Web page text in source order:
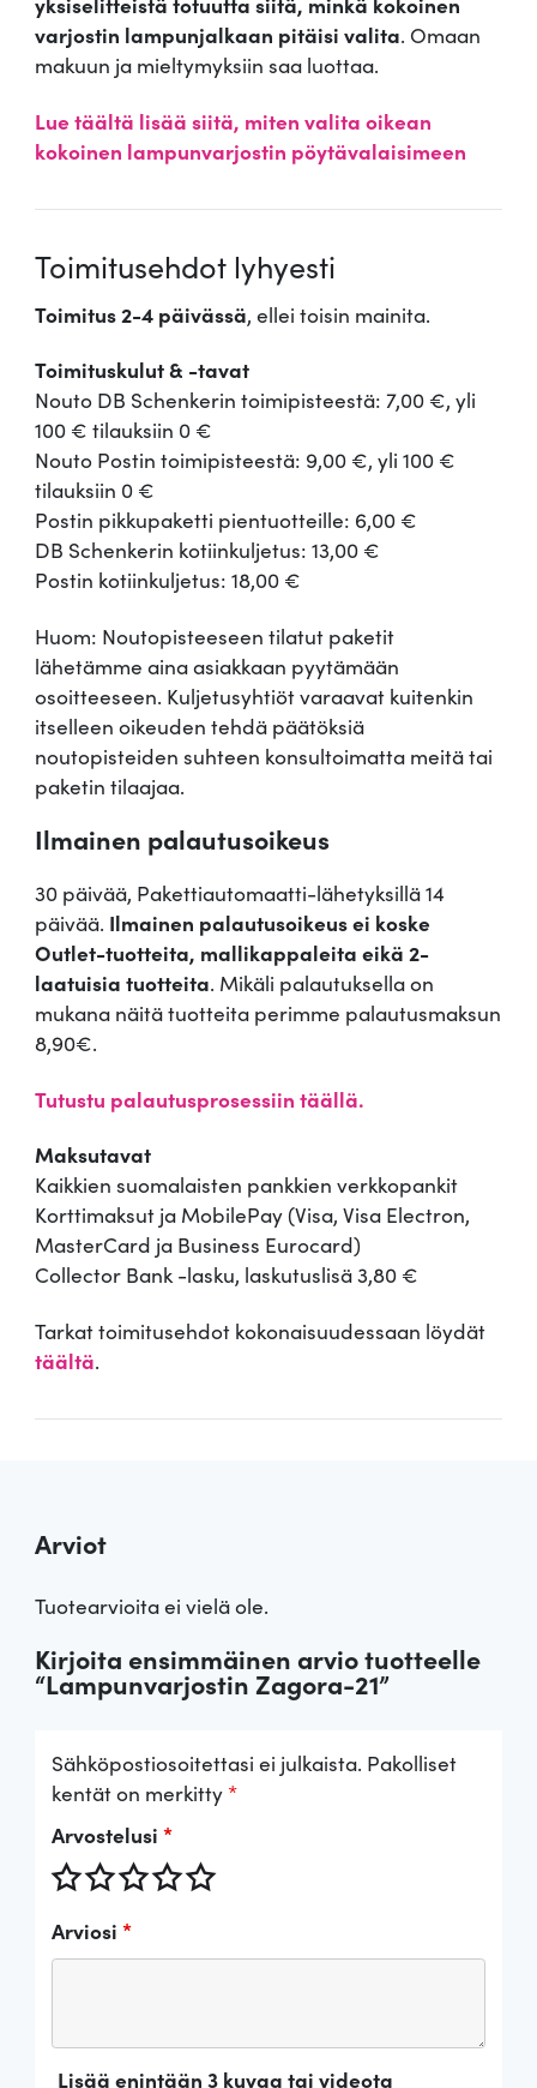
varjostin lampunjalkaan pitäisi valita. Omaan
makuun ja mieltymyksiin saa luottaa.
Lue täältä lisää siitä, miten valita oikean
kokoinen lampunvarjostin pöytävalaisimeen
Toimitusehdot lyhyesti
Toimitus 2-4 päivässä, ellei toisin mainita.
Toimituskulut & -tavat
Nouto DB Schenkerin toimipisteestä: 7,00 €, yli
100 € tilauksiin 0 €
Nouto Postin toimipisteestä: 9,00 €, yli 100 €
tilauksiin 0 €
Postin pikkupaketti pientuotteille: 6,00 €
DB Schenkerin kotiinkuljetus: 13,00 €
Postin kotiinkuljetus: 18,00 €
Huom: Noutopisteeseen tilatut paketit
lähetämme aina asiakkaan pyytämään
osoitteeseen. Kuljetusyhtiöt varaavat kuitenkin
itselleen oikeuden tehdä päätöksiä
noutopisteiden suhteen konsultoimatta meitä tai
paketin tilaajaa.
Ilmainen palautusoikeus
30 päivää, Pakettiautomaatti-lähetyksillä 14
päivää. Ilmainen palautusoikeus ei koske
Outlet-tuotteita, mallikappaleita eikä 2-
laatuisia tuotteita. Mikäli palautuksella on
mukana näitä tuotteita perimme palautusmaksun
8,90€.
Tutustu palautusprosessiin täällä.
Maksutavat
Kaikkien suomalaisten pankkien verkkopankit
Korttimaksut ja MobilePay (Visa, Visa Electron,
MasterCard ja Business Eurocard)
Collector Bank -lasku, laskutuslisä 3,80 €
Tarkat toimitusehdot kokonaisuudessaan löydät
täältä.
Arviot
Tuotearvioita ei vielä ole.
Kirjoita ensimmäinen arvio tuotteelle
“Lampunvarjostin Zagora-21”
Sähköpostiosoitettasi ei julkaista. Pakolliset
kentät on merkitty *
Arvostelusi *
Arviosi *
Lisää enintään 3 kuvaa tai videota